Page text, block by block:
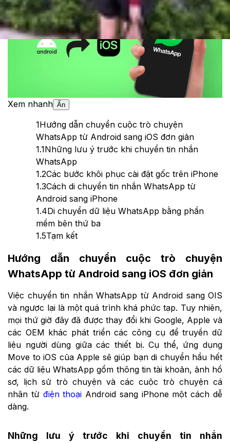
Xem nhanh Ẩn
1Hướng dẫn chuyển cuộc trò chuyện
WhatsApp từ Android sang iOS đơn giản
1.1Những lưu ý trước khi chuyển tin nhắn
WhatsApp
1.2Các bước khôi phục cài đặt gốc trên iPhone
1.3Cách di chuyển tin nhắn WhatsApp từ
Android sang iPhone
1.4Di chuyển dữ liệu WhatsApp bằng phần
mềm bên thứ ba
1.5Tạm kết
Hướng dẫn chuyển cuộc trò chuyện
WhatsApp từ Android sang iOS đơn giản
Việc chuyển tin nhắn WhatsApp từ Android sang OIS
và ngược lại là một quá trình khá phức tạp. Tuy nhiên,
mọi thứ giờ đây đã được thay đổi khi Google, Apple và
các OEM khác phát triển các công cụ để truyền dữ
liệu người dùng giữa các thiết bị. Cụ thể, ứng dụng
Move to iOS của Apple sẽ giúp bạn di chuyển hầu hết
các dữ liệu WhatsApp gồm thông tin tài khoản, ảnh hồ
sơ, lịch sử trò chuyện và các cuộc trò chuyện cá
nhân từ điện thoại Android sang iPhone một cách dễ
dàng.
Những lưu ý trước khi chuyển tin nhắn